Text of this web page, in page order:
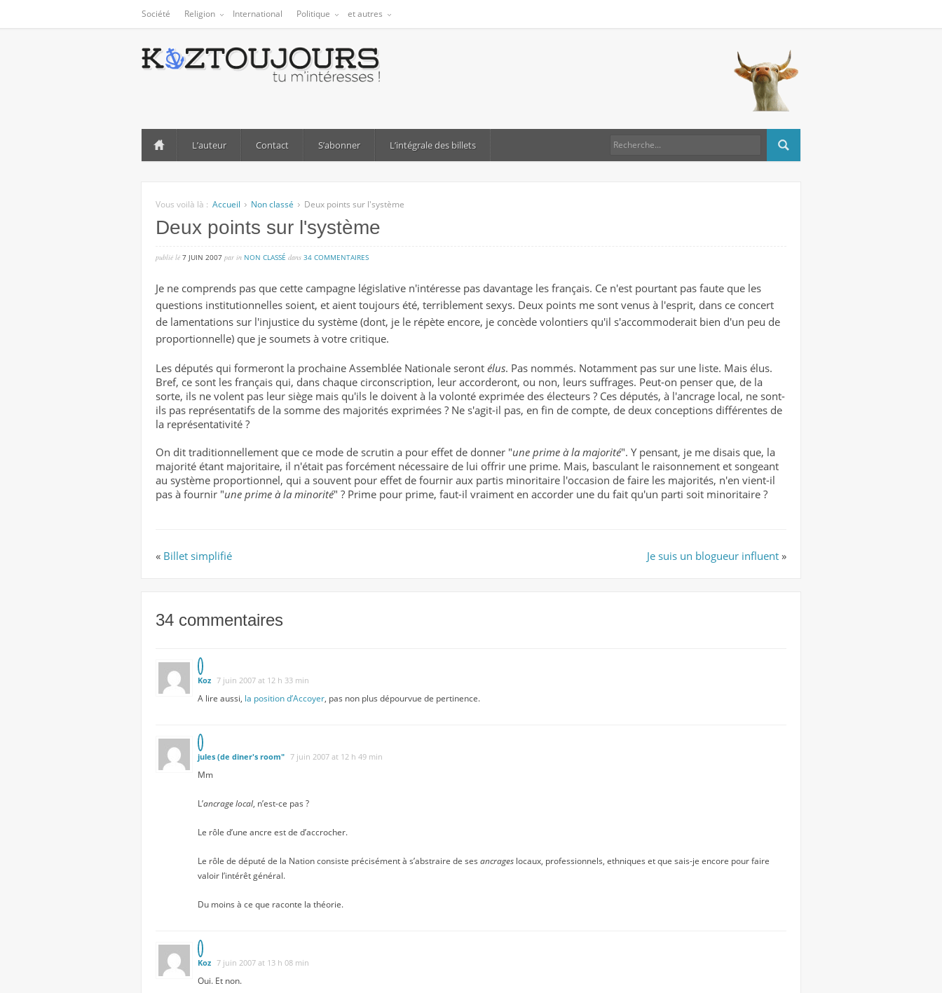
Société Religion International Politique et autres
L’auteur Contact S’abonner L’intégrale des billets
Vous voilà là : Accueil Non classé Deux points sur l'système
Deux points sur l'système
publié lé 7 JUIN 2007 par in NON CLASSÉ dans 34 COMMENTAIRESsur
points
sur
l'système
Je ne comprends pas que cette campagne législative n'intéresse pas davantage les français. Ce n'est pourtant pas faute que les
questions institutionnelles soient, et aient toujours été, terriblement sexys. Deux points me sont venus à l'esprit, dans ce concert
de lamentations sur l'injustice du système (dont, je le répète encore, je concède volontiers qu'il s'accommoderait bien d'un peu de
proportionnelle) que je soumets à votre critique.
Les députés qui formeront la prochaine Assemblée Nationale seront élus. Pas nommés. Notamment pas sur une liste. Mais élus.
Bref, ce sont les français qui, dans chaque circonscription, leur accorderont, ou non, leurs suffrages. Peut-on penser que, de la
sorte, ils ne volent pas leur siège mais qu'ils le doivent à la volonté exprimée des électeurs ? Ces députés, à l'ancrage local, ne sont-
ils pas représentatifs de la somme des majorités exprimées ? Ne s'agit-il pas, en fin de compte, de deux conceptions différentes de
la représentativité ?
On dit traditionnellement que ce mode de scrutin a pour effet de donner "une prime à la majorité". Y pensant, je me disais que, la
majorité étant majoritaire, il n'était pas forcément nécessaire de lui offrir une prime. Mais, basculant le raisonnement et songeant
au système proportionnel, qui a souvent pour effet de fournir aux partis minoritaire l'occasion de faire les majorités, n'en vient-il
pas à fournir "une prime à la minorité" ? Prime pour prime, faut-il vraiment en accorder une du fait qu'un parti soit minoritaire ?
« Billet simplifié Je suis un blogueur influent »
34 commentaires
Koz 7 juin 2007 at 12 h 33 min
A lire aussi, la position d’Accoyer, pas non plus dépourvue de pertinence.
jules (de diner's room" 7 juin 2007 at 12 h 49 min
Mm
L’ancrage local, n’est-ce pas ?
Le rôle d’une ancre est de d’accrocher.
Le rôle de député de la Nation consiste précisément à s’abstraire de ses ancrages locaux, professionnels, ethniques et que sais-je encore pour faire
valoir l’intérêt général.
Du moins à ce que raconte la théorie.
Koz 7 juin 2007 at 13 h 08 min
Oui. Et non.